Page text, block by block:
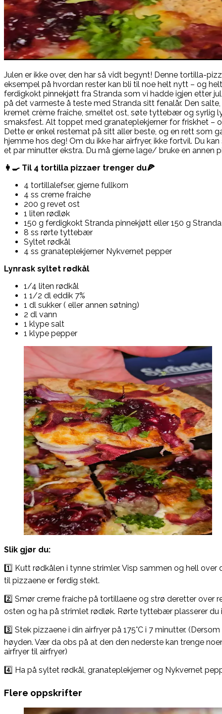
Julen er ikke over, den har så vidt begynt! Denne tortilla-
eksempel på hvordan rester kan bli til noe helt nytt – og
ferdigkokt pinnekjøtt fra Stranda som vi hadde igjen etter
på det varmeste å teste med Stranda sitt fenalår. Den
kremet crème fraîche, smeltet ost, søte tyttebær og syrlig
smaksfest. Alt toppet med granateplekjerner for friskhet –
Dette er enkel restemat på sitt aller beste, og en rett som
hjemme hos deg! Om du ikke har airfryer, ikke fortvil. Du
et par minutter ekstra. Du må gjerne lage/ bruke en annen
👩‍🍳 Til 4 tortilla pizzaer trenger du🍕
4 tortillalefser, gjerne fullkorn
4 ss creme fraiche
200 g revet ost
1 liten rødløk
150 g ferdigkokt Stranda pinnekjøtt eller 150 g
8 ss rørte tyttebær
Syltet rødkål
4 ss granateplekjerner Nykvernet pepper
Lynrask syltet rødkål
1/4 liten rødkål
1 1/2 dl eddik 7%
1 dl sukker ( eller annen søtning)
2 dl vann
1 klype salt
1 klype pepper
Slik gjør du:
1️⃣ Kutt rødkålen i tynne strimler. Visp sammen og hell
til pizzaene er ferdig stekt.
2️⃣ Smør creme fraiche på tortillaene og strø deretter over
osten og ha på strimlet rødløk. Rørte tyttebær plasserer du
3️⃣ Stek pizzaene i din airfryer på 175°C i 7 minutter.
høyden. Vær da obs på at den den nederste kan trenge
airfryer til airfryer)
4️⃣ Ha på syltet rødkål, granateplekjerner og Nykvernet
Flere oppskrifter